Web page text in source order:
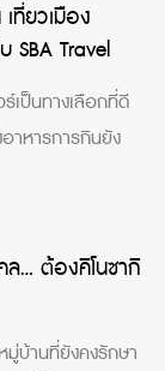
ที่ยวเมือง
Travel
เป็นทางเลือกที่ดี
าหารการกินยัง
… ต้องคิโนซากิ
มู่บ้านที่ยังคงรักษา